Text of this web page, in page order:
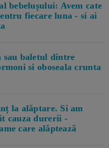
bebelușului: Avem cate
fiecare luna - si ai
sau baletul dintre
si oboseala crunta
la alăptare. Si am
cauza durerii -
care alăptează